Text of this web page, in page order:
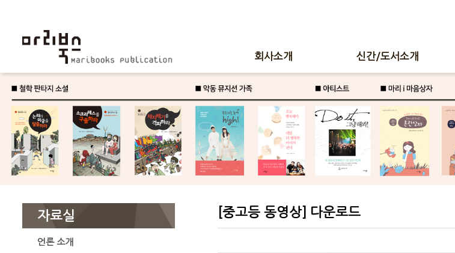
회사소개 신간/도서소개
[중고등 동영상] 다운로드
자료실
언론 소개